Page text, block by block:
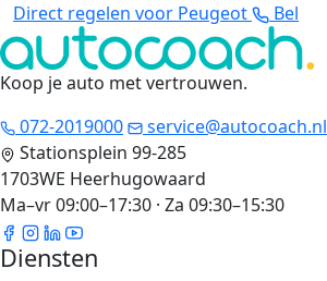
Direct regelen voor Peugeot
Bel
Koop je auto met vertrouwen.
072-2019000
service@autocoach.nl
Stationsplein 99-285
1703WE Heerhugowaard
Ma–vr 09:00–17:30 · Za 09:30–15:30
Diensten